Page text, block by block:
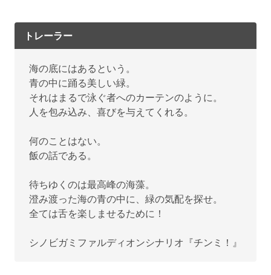
トレーラー
海の底にはあるという。
青の中に踊る美しい緑。
それはまるで泳ぐ者へのカーテンのように。
人を包み込み、喜びを与えてくれる。
何のことはない。
飯の話である。
待ちゆくのは最高峰の海藻。
澄み渡った海の青の中に、緑の気配を探せ。
全ては舌を楽しませるために！
シノビガミファルディオンシナリオ『チンミ！』